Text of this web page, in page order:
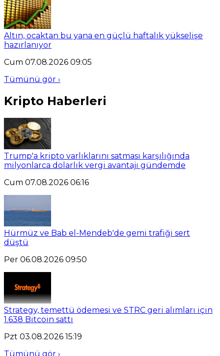
Altın, ocaktan bu yana en güçlü haftalık yükselişe
hazırlanıyor
Cum 07.08.2026 09:05
Tümünü gör ›
Kripto Haberleri
Trump'a kripto varlıklarını satması karşılığında
milyonlarca dolarlık vergi avantajı gündemde
Cum 07.08.2026 06:16
Hürmüz ve Bab el-Mendeb'de gemi trafiği sert
düştü
Per 06.08.2026 09:50
Strategy, temettü ödemesi ve STRC geri alımları için
1.638 Bitcoin sattı
Pzt 03.08.2026 15:19
Tümünü gör ›